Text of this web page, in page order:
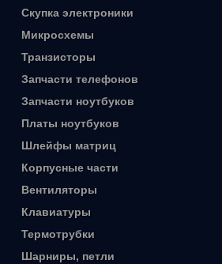
Скупка электроники
Микросхемы
Транзисторы
Запчасти телефонов
Запчасти ноутбуков
Платы ноутбуков
Шлейфы матриц
Корпусные части
Вентиляторы
Клавиатуры
Термотрубки
Шарниры, петли